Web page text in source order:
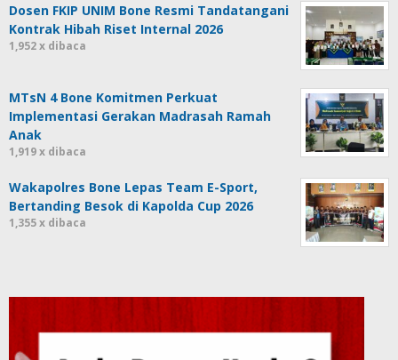
Dosen FKIP UNIM Bone Resmi Tandatangani
Kontrak Hibah Riset Internal 2026
1,952 x dibaca
MTsN 4 Bone Komitmen Perkuat
Implementasi Gerakan Madrasah Ramah
Anak
1,919 x dibaca
Wakapolres Bone Lepas Team E-Sport,
Bertanding Besok di Kapolda Cup 2026
1,355 x dibaca